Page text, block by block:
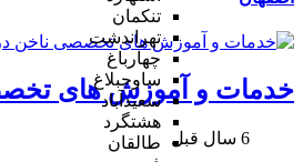
تنکمان
تهراندشت
چهارباغ
ساوجبلاغ
سعیدآباد
هشتگرد
طالقان
خدمات و آموزش های
6 سال قبل